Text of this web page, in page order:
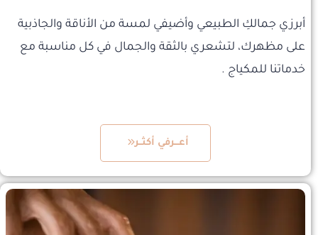
أبرزي جمالكِ الطبيعي وأضيفي لمسة من الأناقة والجاذبية
على مظهرك، لتشعري بالثقة والجمال في كل مناسبة مع
خدماتنا للمكياج .
أعـــرفي أكثــر